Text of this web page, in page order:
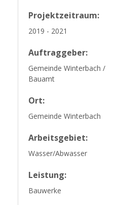
Projektzeitraum:
2019 - 2021
Auftraggeber:
Gemeinde Winterbach /
Bauamt
Ort:
Gemeinde Winterbach
Arbeitsgebiet:
Wasser/Abwasser
Leistung:
Bauwerke